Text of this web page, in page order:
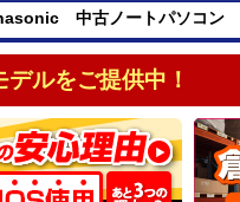
中古ノートパソコン
ルをご提供中！